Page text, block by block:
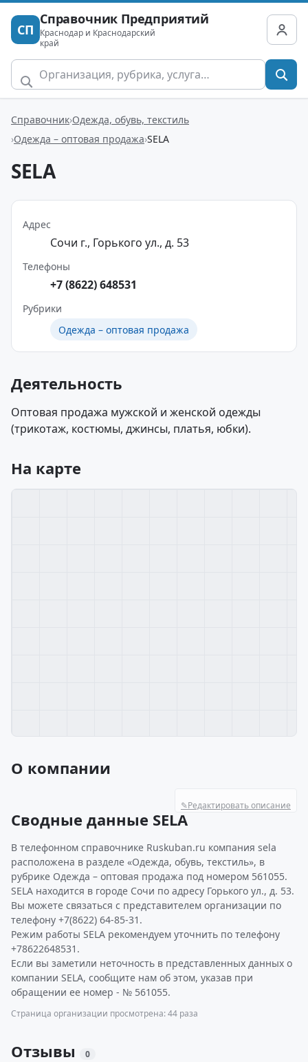
СП
Справочник Предприятий
Краснодар и Краснодарский
край
Справочник Одежда, обувь, текстиль
Одежда – оптовая продажа SELA
SELA
Адрес
Сочи г., Горького ул., д. 53
Телефоны
+7 (8622) 648531
Рубрики
Одежда – оптовая продажа
Деятельность
Оптовая продажа мужской и женской одежды
(трикотаж, костюмы, джинсы, платья, юбки).
На карте
О компании
✎Редактировать описание
Сводные данные SELA
В телефонном справочнике Ruskuban.ru компания sela
расположена в разделе «Одежда, обувь, текстиль», в
рубрике Одежда – оптовая продажа под номером 561055.
SELA находится в городе Сочи по адресу Горького ул., д. 53.
Вы можете связаться с представителем организации по
телефону +7(8622) 64-85-31.
Режим работы SELA рекомендуем уточнить по телефону
+78622648531.
Если вы заметили неточность в представленных данных о
компании SELA, сообщите нам об этом, указав при
обращении ее номер - № 561055.
Страница организации просмотрена: 44 раза
Отзывы 0